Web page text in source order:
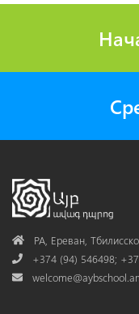
AddressРА, Ереван,
Phone+374 (94) 546498;
Mail